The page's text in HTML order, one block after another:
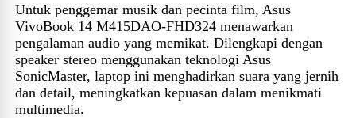
Untuk penggemar musik dan pecinta film, Asus
VivoBook 14 M415DAO-FHD324 menawarkan
pengalaman audio yang memikat. Dilengkapi dengan
speaker stereo menggunakan teknologi Asus
SonicMaster, laptop ini menghadirkan suara yang jernih
dan detail, meningkatkan kepuasan dalam menikmati
multimedia.